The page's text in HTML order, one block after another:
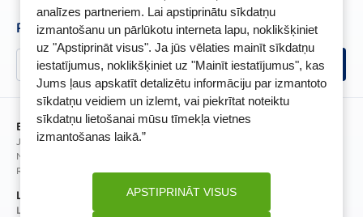
analīzes partneriem. Lai apstiprinātu sīkdatņu
izmantošanu un pārlūkotu interneta lapu, noklikšķiniet
uz "Apstiprināt visus". Ja jūs vēlaties mainīt sīkdatņu
iestatījumus, noklikšķiniet uz "Mainīt iestatījumus", kas
Jums ļaus apskatīt detalizētu informāciju par izmantoto
sīkdatņu veidiem un izlemt, vai piekrītat noteiktu
sīkdatņu lietošanai mūsu tīmekļa vietnes
izmantošanas laikā.”
APSTIPRINĀT VISUS
Privātuma politika
Sīkfailu politika
Videonovērošanas politika
BENU karte
Senioru priekšrocības
Īpašās priekšrocības
BENU lietotne
BENU lojalitātes programmas noteikumi
Piesakies un esi pirmais, kas uzzina BENU jaunumus!
BENU Aptieka Latvija, SIA
Juridiskā adrese / Faktiskā adrese:
Noliktavu iela 5, Dreiliņi, Stopiņu novads, LV-2130
Reģistrācijas Nr.: 40003252167
Licence
Licences numurs: